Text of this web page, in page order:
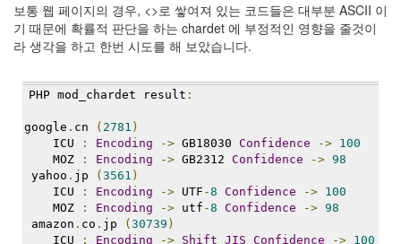
보통 웹 페이지의 경우, <>로 쌓여져 있는 코드들은 대부분 ASCII 이
기 때문에 확률적 판단을 하는 chardet 에 부정적인 영향을 줄것이
라 생각을 하고 한번 시도를 해 보았습니다.
PHP mod_chardet result :
google . cn ( 2781 )
ICU
: Encoding -> GB18030 Confidence -> 100
MOZ
: Encoding -> GB2312 Confidence -> 98
yahoo . jp ( 3561 )
ICU
: Encoding -> UTF -8 Confidence -> 100
MOZ
: Encoding -> utf -8 Confidence -> 98
amazon . co . jp ( 30739 )
ICU
: Encoding -> Shift_JIS Confidence -> 100